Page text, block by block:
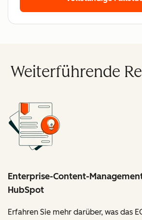
Weiterführende
Enterprise-Content-
HubSpot
Erfahren Sie mehr darüber, was das